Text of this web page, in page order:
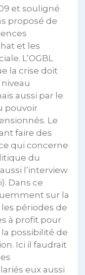
et souligné
proposé de
et les
L’OGBL
la crise doit
aussi par le
pouvoir
Le
faire des
qui concerne
du
l’interview
Dans ce
sur la
périodes de
à profit pour
possibilité de
Ici il faudrait
eux aussi